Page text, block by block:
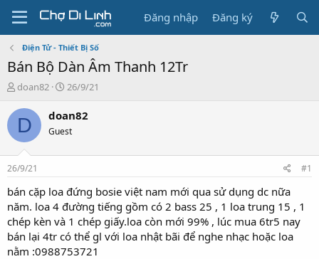
Đăng nhập Đăng ký
Điện Tử - Thiết Bị Số
Bán Bộ Dàn Âm Thanh 12Tr
T
r
a
s
t
a
r
t
e
r
doan82
N
à
g
26/9/21
D doan82
Guest
26/9/21 #1
bán cặp loa đứng bosie việt nam mới qua sử dụng dc nữa
năm. loa 4 đường tiếng gồm có 2 bass 25 , 1 loa trung 15 , 1
chép kèn và 1 chép giấy.loa còn mới 99% , lúc mua 6tr5 nay
bán lại 4tr có thể gl với loa nhật bãi để nghe nhạc hoặc loa
nằm :0988753721